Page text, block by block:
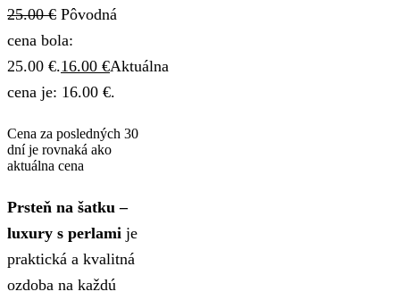
25.00€ Pôvodná
cena bola:
25.00 €.16.00 €Aktuálna
cena je: 16.00 €.
Cena za posledných 30
dní je rovnaká ako
aktuálna cena
Prsteň na šatku –
luxury s perlami je
praktická a kvalitná
ozdoba na každú